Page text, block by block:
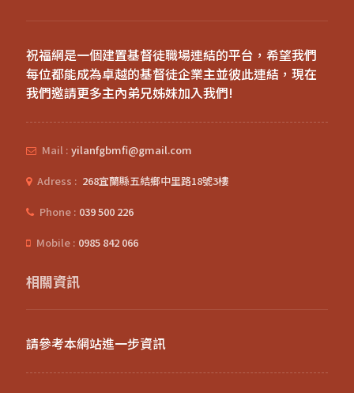
祝福網是一個建置基督徒職場連結的平台，希望我們
每位都能成為卓越的基督徒企業主並彼此連結，現在
我們邀請更多主內弟兄姊妹加入我們!
Mail : yilanfgbmfi@gmail.com
Adress : 268宜蘭縣五結鄉中里路18號3樓
Phone : 039 500 226
Mobile : 0985 842 066
相關資訊
請參考本網站進一步資訊